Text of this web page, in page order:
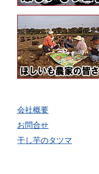
会社概要
お問合せ
干し芋のタツマ